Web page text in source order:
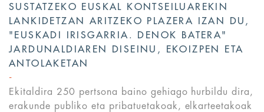
SUSTATZEKO EUSKAL KONTSEILUAREKIN
LANKIDETZAN ARITZEKO PLAZERA IZAN DU,
"EUSKADI IRISGARRIA. DENOK BATERA"
JARDUNALDIAREN DISEINU, EKOIZPEN ETA
ANTOLAKETAN
Ekitaldira 250 pertsona baino gehiago hurbildu dira,
erakunde publiko eta pribatuetakoak, elkarteetakoak